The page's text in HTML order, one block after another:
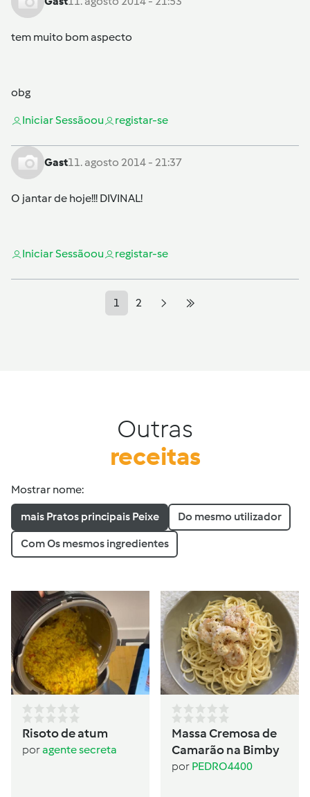
tem muito bom aspecto
obg
Iniciar Sessãoou registar-se
Gast11. agosto 2014 - 21:37
O jantar de hoje!!! DIVINAL!
Iniciar Sessãoou registar-se
1 2
Outras
receitas
Mostrar nome:
mais Pratos principais Peixe Do mesmo utilizador
Com Os mesmos ingredientes
Risoto de atum
poragente secreta
Massa Cremosa de
Camarão na Bimby
por PEDRO4400